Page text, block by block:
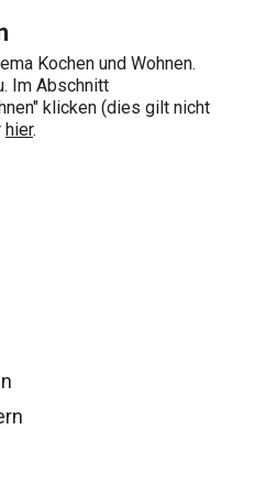
Kochen und Wohnen.
Im Abschnitt
klicken (dies gilt nicht
hier.
Favoriten